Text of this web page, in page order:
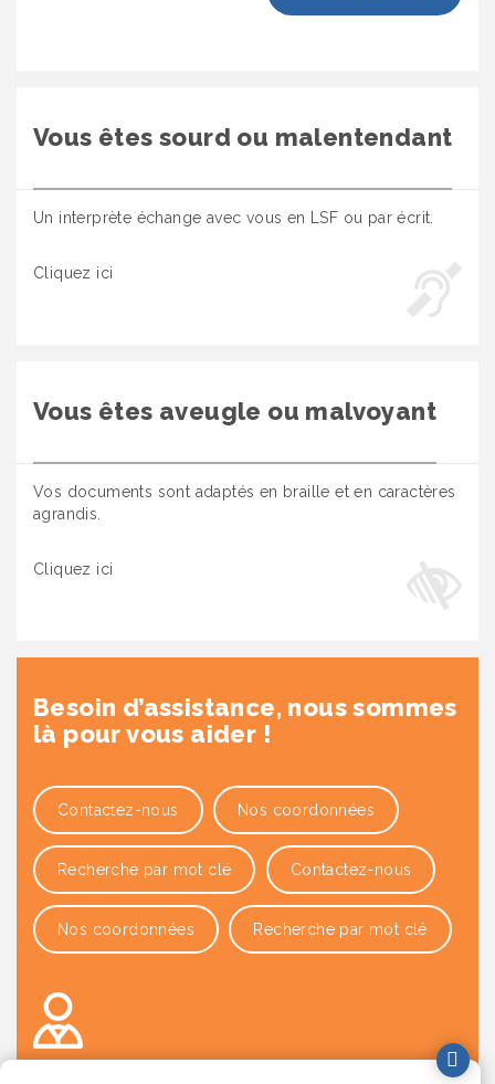
Vous êtes sourd ou malentendant
Un interprète échange avec vous en LSF ou par écrit.
Cliquez ici
Vous êtes aveugle ou malvoyant
Vos documents sont adaptés en braille et en caractères
agrandis.
Cliquez ici
Besoin d’assistance, nous sommes
là pour vous aider !
Contactez-nous Nos coordonnées
Recherche par mot clé Contactez-nous
Nos coordonnées Recherche par mot clé